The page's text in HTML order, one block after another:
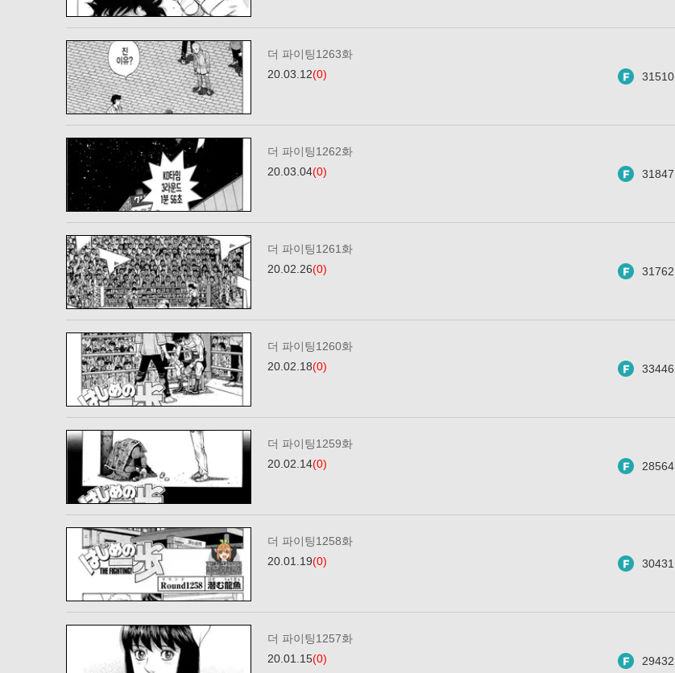
더 파이팅1263화
20.03.12(0) 31510
더 파이팅1262화
20.03.04(0) 31847
더 파이팅1261화
20.02.26(0) 31762
더 파이팅1260화
20.02.18(0) 33446
더 파이팅1259화
20.02.14(0) 28564
더 파이팅1258화
20.01.19(0) 30431
더 파이팅1257화
20.01.15(0) 29432